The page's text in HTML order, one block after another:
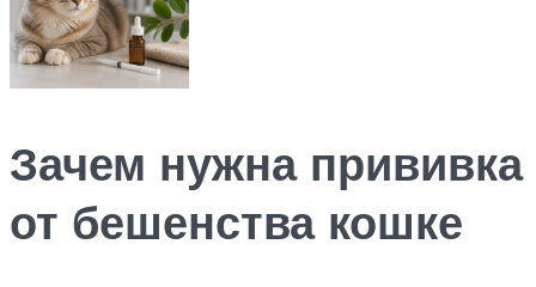
Зачем нужна прививка
от бешенства кошке